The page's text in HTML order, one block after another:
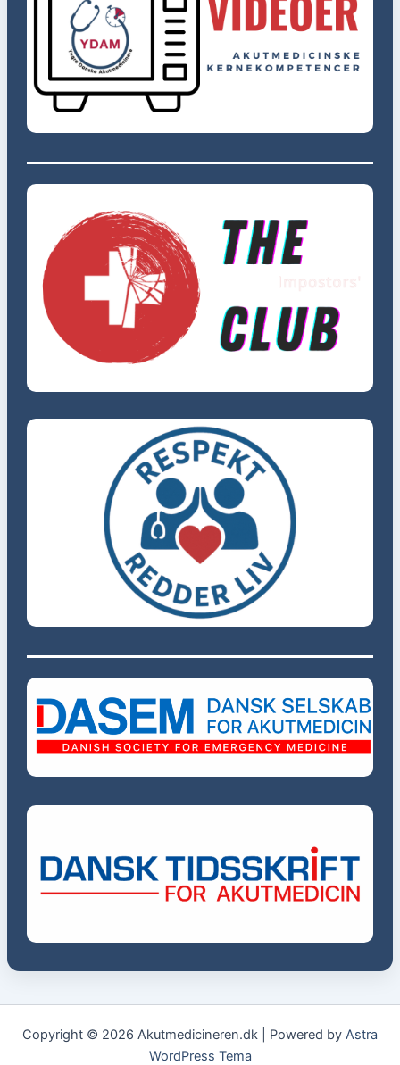
Copyright © 2026 Akutmedicineren.dk | Powered by Astra
WordPress Tema